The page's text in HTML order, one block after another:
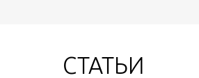
СТАТЬИ